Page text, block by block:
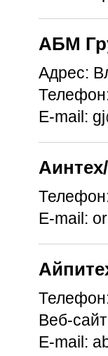
АБМ
Адрес:
E-mail:
E-mail:
Веб-
E-mail: